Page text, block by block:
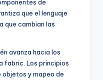
de
que el lenguaje
que cambian las
avanza hacia los
fabric. Los principios
y mapeo de